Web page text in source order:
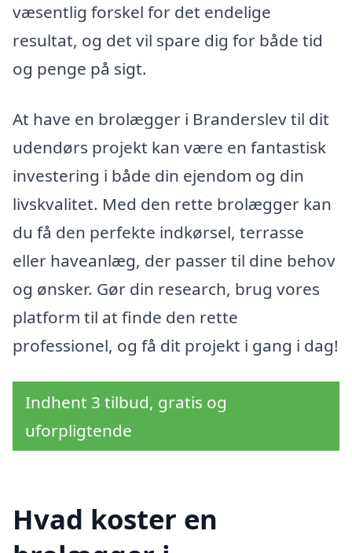
væsentlig forskel for det endelige
resultat, og det vil spare dig for både tid
og penge på sigt.
At have en brolægger i Branderslev til dit
udendørs projekt kan være en fantastisk
investering i både din ejendom og din
livskvalitet. Med den rette brolægger kan
du få den perfekte indkørsel, terrasse
eller haveanlæg, der passer til dine behov
og ønsker. Gør din research, brug vores
platform til at finde den rette
professionel, og få dit projekt i gang i dag!
Indhent 3 tilbud, gratis og
uforpligtende
Hvad koster en